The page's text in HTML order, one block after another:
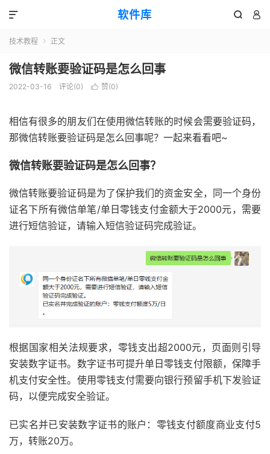
软件库  

技术教程  正文
微信转账要验证码是怎么回事
2022-03-16 评论(0)  赞(0)
相信有很多的朋友们在使用微信转账的时候会需要验证码，
那微信转账要验证码是怎么回事呢？一起来看看吧~
微信转账要验证码是怎么回事？
微信转账要验证码是为了保护我们的资金安全，同一个身份
证名下所有微信单笔/单日零钱支付金额大于2000元，需要
进行短信验证，请输入短信验证码完成验证。
根据国家相关法规要求，零钱支出超2000元，页面则引导
安装数字证书。数字证书可提升单日零钱支付限额，保障手
机支付安全性。使用零钱支付需要向银行预留手机下发验证
码，以便完成安全验证。
已实名并已安装数字证书的账户：零钱支付额度商业支付5
万，转账20万。